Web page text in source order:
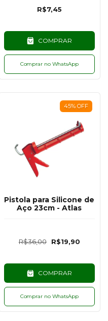
R$7,45
COMPRAR
Comprar no WhatsApp
45% OFF
Pistola para Silicone de
Aço 23cm - Atlas
R$36,00 R$19,90
COMPRAR
Comprar no WhatsApp